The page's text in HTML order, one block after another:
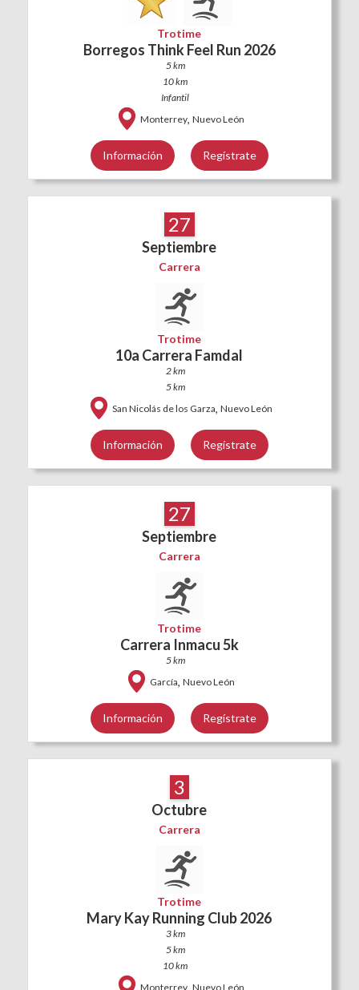
Trotime
Borregos Think Feel Run 2026
5 km
10 km
Infantil
Monterrey, Nuevo León
Información Regístrate
27
Septiembre
Carrera
Trotime
10a Carrera Famdal
2 km
5 km
San Nicolás de los Garza, Nuevo León
Información Regístrate
27
Septiembre
Carrera
Trotime
Carrera Inmacu 5k
5 km
García, Nuevo León
Información Regístrate
3
Octubre
Carrera
Trotime
Mary Kay Running Club 2026
3 km
5 km
10 km
Monterrey Nuevo León